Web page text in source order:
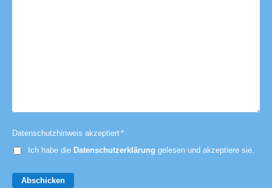
Datenschutzhinweis akzeptiert*
Ich habe die Datenschutzerklärung gelesen und akzeptiere sie.
Abschicken